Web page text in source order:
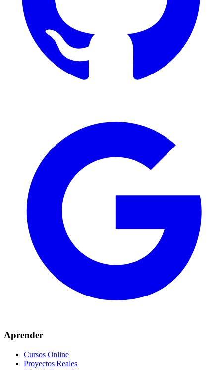
Aprender
Cursos Online
Proyectos Reales